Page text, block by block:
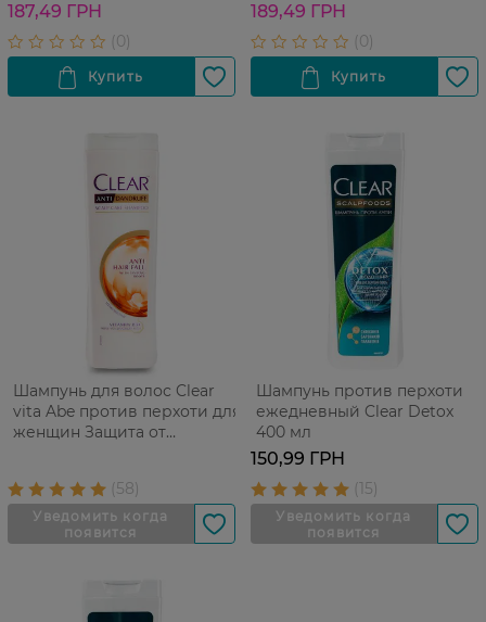
187,49 ГРН 189,49 ГРН
Шампунь для волос Clear
vita Abe против перхоти для
женщин Защита от
Шампунь против перхоти
ежедневный Clear Detox
400 мл
150,99 ГРН